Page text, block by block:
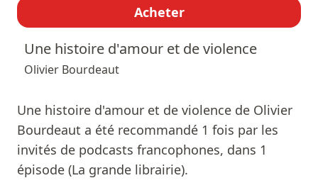
Acheter
Une histoire d'amour et de violence
Olivier Bourdeaut
Une histoire d'amour et de violence de Olivier
Bourdeaut a été recommandé 1 fois par les
invités de podcasts francophones, dans 1
épisode (La grande librairie).